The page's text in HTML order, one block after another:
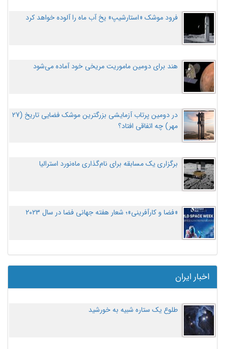
فرود موشک «استارشیپ» یخ آب ماه را آلوده خواهد کرد
هند برای دومین ماموریت مریخی خود آماده می‌شود
در دومین پرتاب آزمایشی بزرگترین موشک فضایی تاریخ (27
مهر‌) چه اتفاقی افتاد؟
برگزاری یک مسابقه برای نام‌گذاری ماه‌نورد استرالیا
«فضا و کارآفرینی»؛ شعار هفته جهانی فضا در سال ۲۰۲۳
اخبار ایران
طلوع یک ستاره شبیه به خورشید